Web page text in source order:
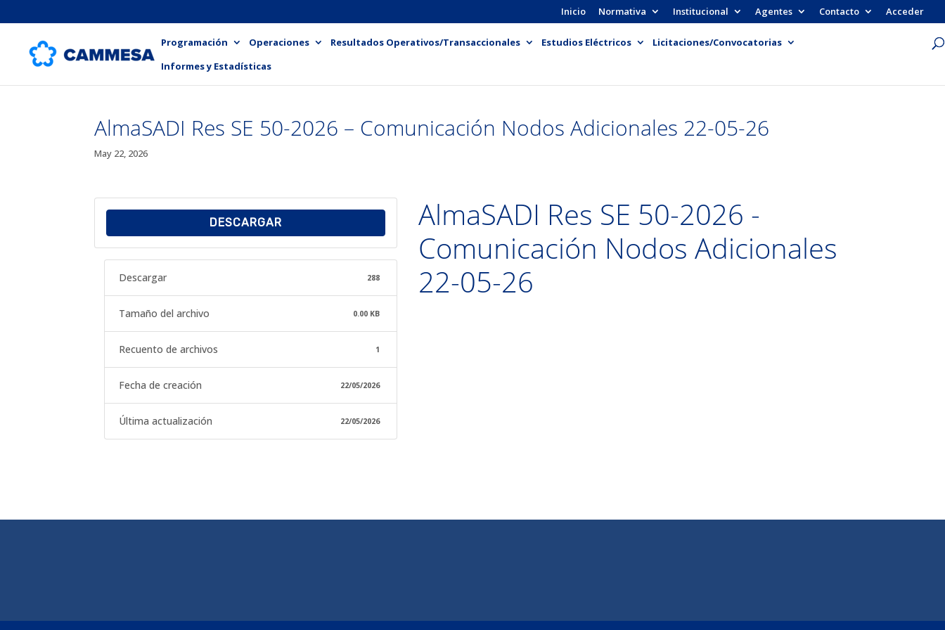
Inicio Normativa Institucional Agentes Contacto Acceder
Programación Operaciones Resultados Operativos/Transaccionales Estudios Eléctricos
Licitaciones/Convocatorias
Informes y Estadísticas
AlmaSADI Res SE 50-2026 – Comunicación Nodos Adicionales 22-05-26
May 22, 2026
DESCARGAR
Descargar 288
Tamaño del archivo 0.00 KB
Recuento de archivos 1
Fecha de creación 22/05/2026
Última actualización 22/05/2026
AlmaSADI Res SE 50-2026 -
Comunicación Nodos Adicionales
22-05-26